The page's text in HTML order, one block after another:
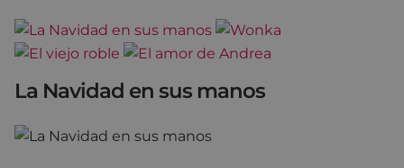
La Navidad en sus manos